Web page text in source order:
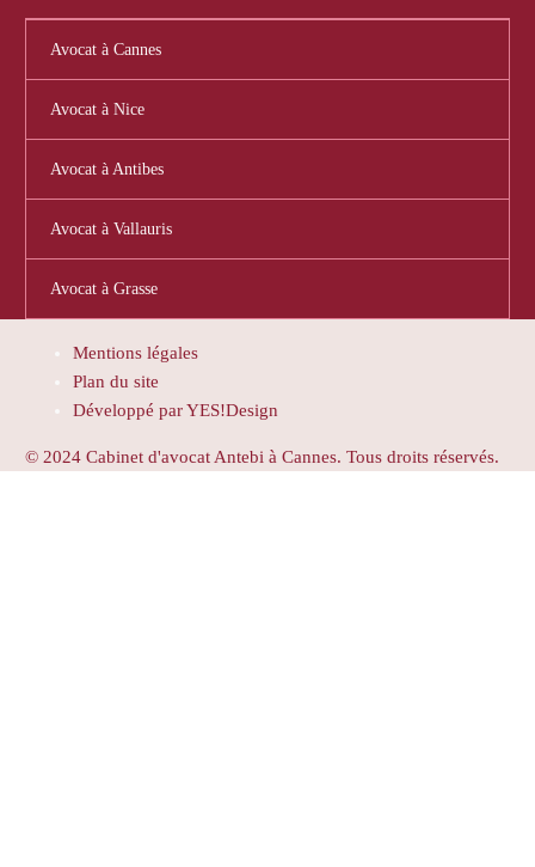
Avocat à Cannes
Avocat à Nice
Avocat à Antibes
Avocat à Vallauris
Avocat à Grasse
Mentions légales
Plan du site
Développé par YES!Design
© 2024 Cabinet d'avocat Antebi à Cannes. Tous droits réservés.